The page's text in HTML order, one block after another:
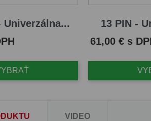
Univerzálna... 13 PIN -
Cena
61,00 € s
VIDEO